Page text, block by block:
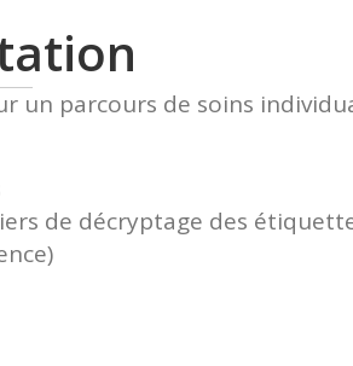
un parcours de soins
de décryptage des